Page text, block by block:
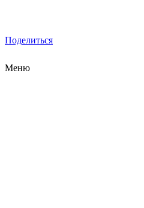
Поделиться
Меню